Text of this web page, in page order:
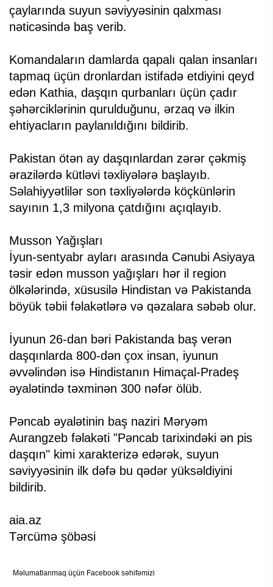
çaylarında suyun səviyyəsinin qalxması
nəticəsində baş verib.
Komandaların damlarda qapalı qalan insanları
tapmaq üçün dronlardan istifadə etdiyini qeyd
edən Kathia, daşqın qurbanları üçün çadır
şəhərciklərinin qurulduğunu, ərzaq və ilkin
ehtiyacların paylanıldığını bildirib.
Pakistan ötən ay daşqınlardan zərər çəkmiş
ərazilərdə kütləvi təxliyələrə başlayıb.
Səlahiyyətlilər son təxliyələrdə köçkünlərin
sayının 1,3 milyona çatdığını açıqlayıb.
Musson Yağışları
İyun-sentyabr ayları arasında Cənubi Asiyaya
təsir edən musson yağışları hər il region
ölkələrində, xüsusilə Hindistan və Pakistanda
böyük təbii fəlakətlərə və qəzalara səbəb olur.
İyunun 26-dan bəri Pakistanda baş verən
daşqınlarda 800-dən çox insan, iyunun
əvvəlindən isə Hindistanın Himaçal-Pradeş
əyalətində təxminən 300 nəfər ölüb.
Pəncab əyalətinin baş naziri Məryəm
Aurangzeb fəlakəti "Pəncab tarixindəki ən pis
daşqın" kimi xarakterizə edərək, suyun
səviyyəsinin ilk dəfə bu qədər yüksəldiyini
bildirib.
aia.az
Tərcümə şöbəsi
Məlumatlanmaq üçün Facebook səhifəmizi